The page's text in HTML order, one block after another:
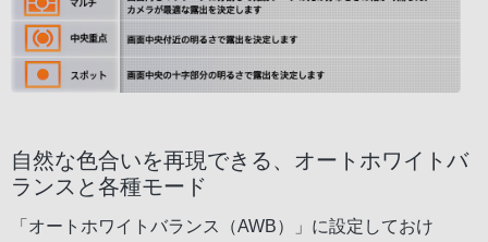
自然な色合いを再現できる、オートホワイトバ
ランスと各種モード
「オートホワイトバランス（AWB）」に設定しておけ